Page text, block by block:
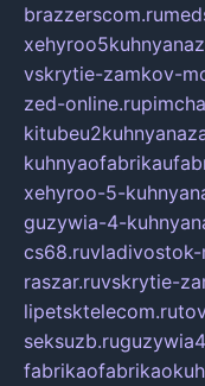
brazzerscom.ru
vskrytie-zamkov-
zed-online.ru
xehyroo-5-
guzywia-4-
cs68.ruvladivostok-
raszar.ruvskrytie-
lipetsktelecom.ru
seksuzb.ru